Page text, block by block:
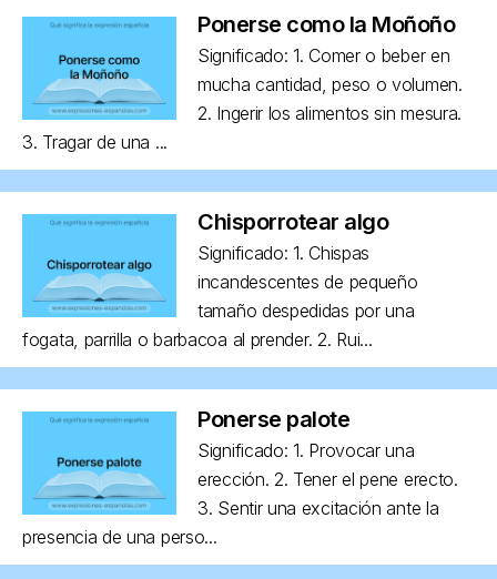
Ponerse como la Moñoño
Significado: 1. Comer o beber en
mucha cantidad, peso o volumen.
2. Ingerir los alimentos sin mesura.
3. Tragar de una ...
Chisporrotear algo
Significado: 1. Chispas
incandescentes de pequeño
tamaño despedidas por una
fogata, parrilla o barbacoa al prender. 2. Rui...
Ponerse palote
Significado: 1. Provocar una
erección. 2. Tener el pene erecto.
3. Sentir una excitación ante la
presencia de una perso...